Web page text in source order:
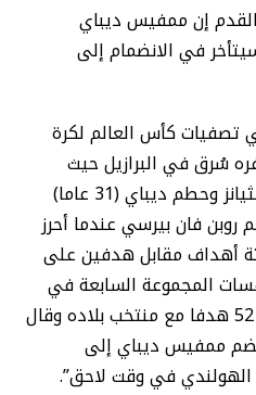
القدم إن ممفيس ديباي
في الانضمام إلى
تصفيات كأس العالم لكرة
سُرق في البرازيل حيث
يلعب في صفوف نادي كورينثيانز وحطم ديباي (31 عاما)
فان بيرسي عندما أحرز
أهداف مقابل هدفين على
المجموعة السابعة في
التصفيات ليرفع رصيده إلى 52 هدفا مع منتخب بلاده وقال
ممفيس ديباي إلى
الهولندي في وقت لاحق”.